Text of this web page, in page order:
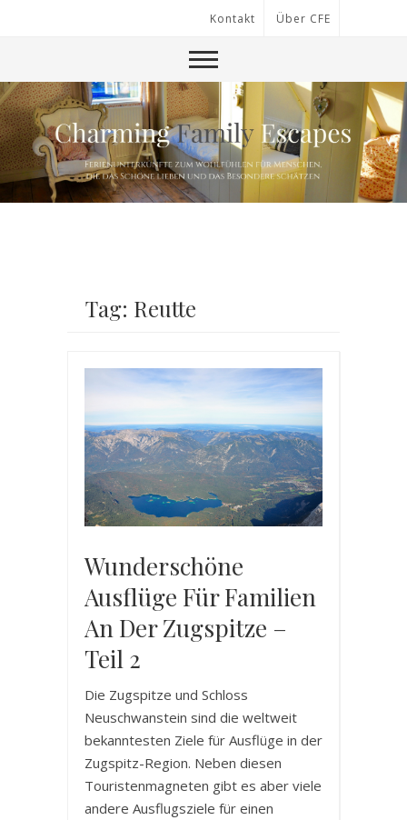
Kontakt Über CFE
Tag: Reutte
Wunderschöne
Ausflüge Für Familien
An Der Zugspitze –
Teil 2
Die Zugspitze und Schloss
Neuschwanstein sind die weltweit
bekanntesten Ziele für Ausflüge in der
Zugspitz-Region. Neben diesen
Touristenmagneten gibt es aber viele
andere Ausflugsziele für einen